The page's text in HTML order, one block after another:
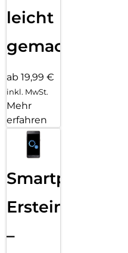
leicht
gemacht!
ab 19,99 €
inkl. MwSt.
Mehr
erfahren
Smartphone
Ersteinrichtung
–